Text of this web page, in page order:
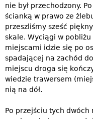
nie był przechodzony.
ścianką w prawo ze
przeszliśmy sześć
skale. Wyciągi w
miejscami idzie się po
spadającej na zachód
miejscu droga się
wiedzie trawersem
nią na dół.
Po przejściu tych